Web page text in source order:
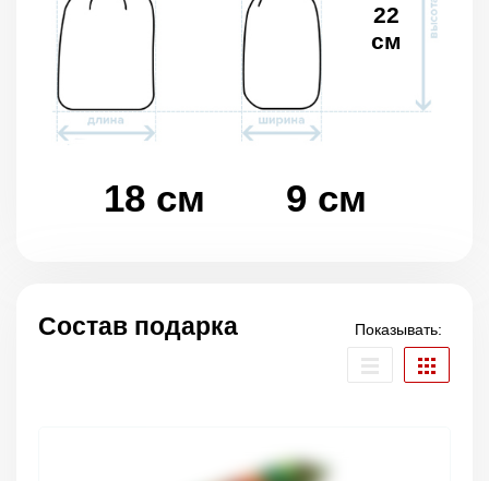
18 см 9 см
22
см
Состав подарка Показывать: